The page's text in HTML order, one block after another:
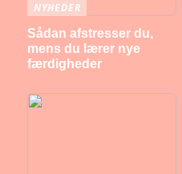
NYHEDER
Sådan afstresser du,
mens du lærer nye
færdigheder